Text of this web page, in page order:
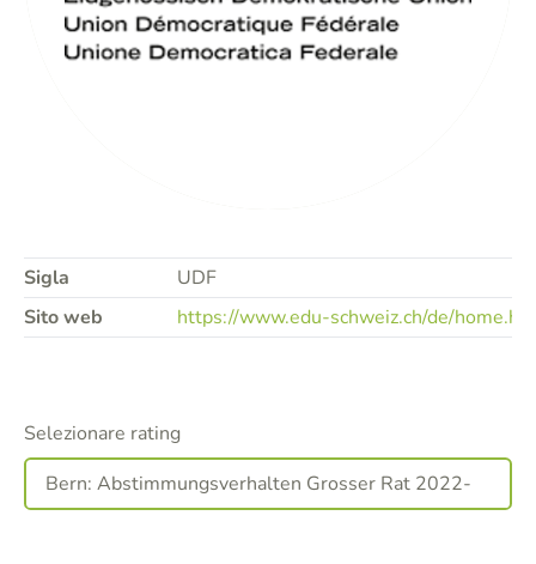
Sigla
UDF
Sito web
https://www.edu-schweiz.ch/de/
Selezionare rating